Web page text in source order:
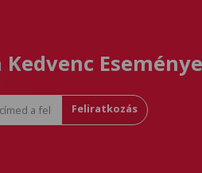
Feliratkozás